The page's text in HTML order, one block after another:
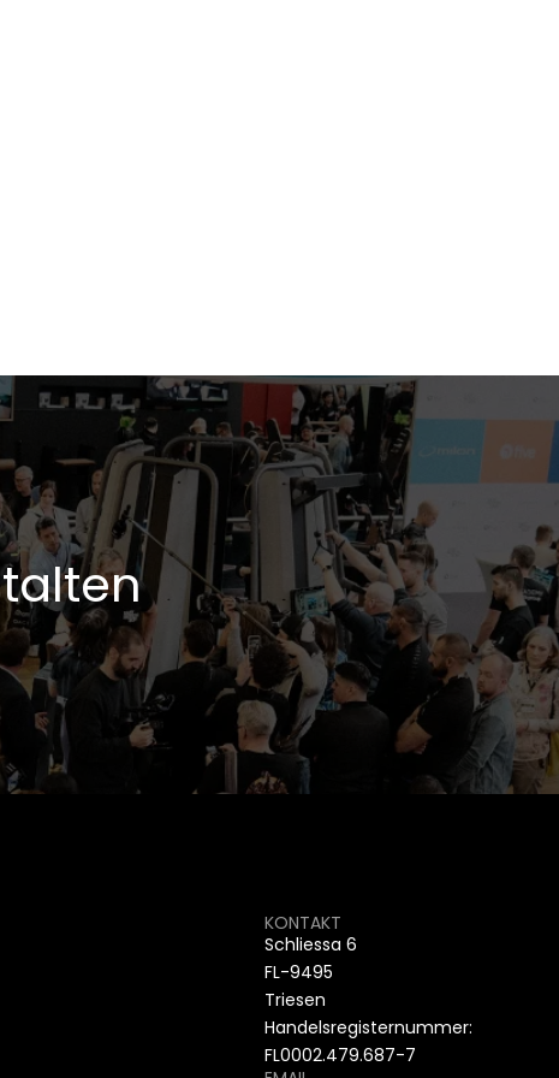
KONTAKT
Schliessa 6
FL-9495
Triesen
Handelsregisternummer:
FL0002.479.687-7